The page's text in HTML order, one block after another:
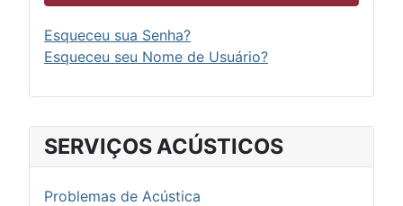
SERVIÇOS ACÚSTICOS
Problemas de Acústica
Esqueceu sua Senha?
Esqueceu seu Nome de Usuário?